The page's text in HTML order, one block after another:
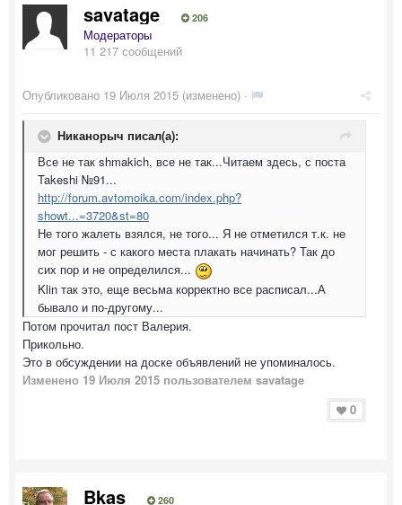
savatage 206
Модераторы
11 217 сообщений
Опубликовано 19 Июля 2015 (изменено) ·
Никанорыч писал(а):
Все не так shmakich, все не так...Читаем здесь, с поста
Takeshi №91...
http://forum.avtomoika.com/index.php?
showt...=3720&st=80
Не того жалеть взялся, не того... Я не отметился т.к. не
мог решить - с какого места плакать начинать? Так до
сих пор и не определился...
Klin так это, еще весьма корректно все расписал...А
бывало и по-другому...
Потом прочитал пост Валерия.
Прикольно.
Это в обсуждении на доске объявлений не упоминалось.
Изменено 19 Июля 2015 пользователем savatage
0
Bkas 260